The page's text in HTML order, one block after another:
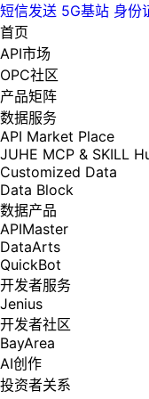
短信发送 5G基站 身份
首页
API市场
OPC社区
产品矩阵
数据服务
API Market Place
JUHE MCP & SKILL
Customized Data
Data Block
数据产品
APIMaster
DataArts
QuickBot
开发者服务
Jenius
开发者社区
BayArea
AI创作
投资者关系